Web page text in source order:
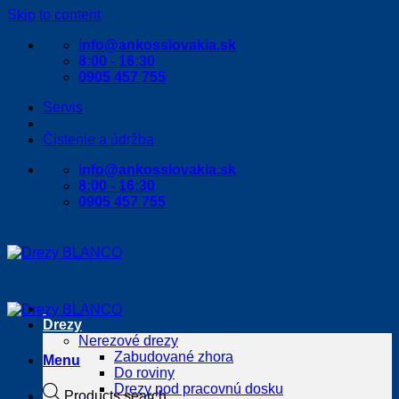
Skip to content
info@ankosslovakia.sk
8:00 - 16:30
0905 457 755
Servis
Čistenie a údržba
info@ankosslovakia.sk
8:00 - 16:30
0905 457 755
Menu
Products search
Drezy
Nerezové drezy
Zabudované zhora
Do roviny
Drezy pod pracovnú dosku